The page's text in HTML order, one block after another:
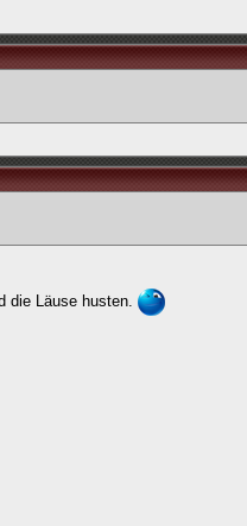
die Läuse husten.